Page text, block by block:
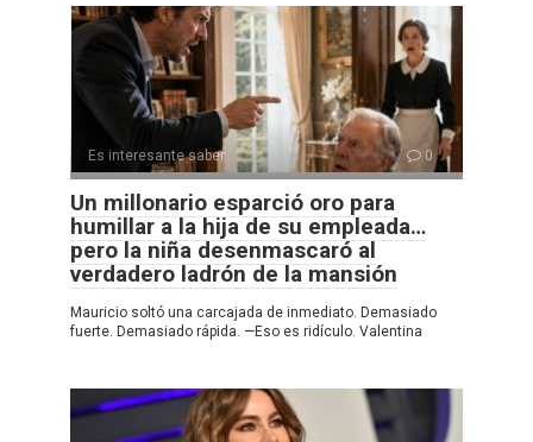
Es interesante saber 0
Un millonario esparció oro para
humillar a la hija de su empleada…
pero la niña desenmascaró al
verdadero ladrón de la mansión
Mauricio soltó una carcajada de inmediato. Demasiado
fuerte. Demasiado rápida. —Eso es ridículo. Valentina